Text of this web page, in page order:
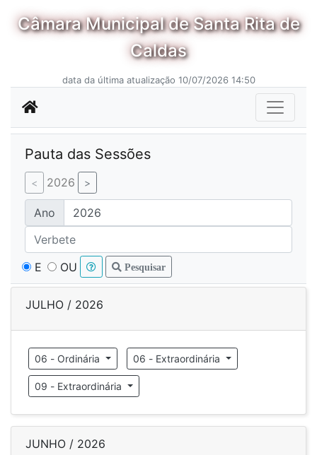
Câmara Municipal de Santa Rita de
Caldas
data da última atualização 10/07/2026 14:50
Pauta das Sessões
2026
Ano
E OU Pesquisar
JULHO / 2026
06 - Ordinária 06 - Extraordinária
09 - Extraordinária
JUNHO / 2026